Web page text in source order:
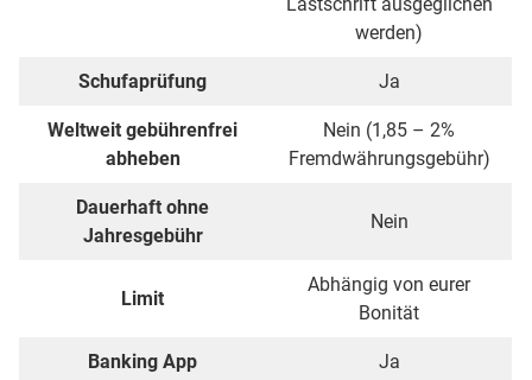
Lastschrift ausgeglichen
werden)
Schufaprüfung Ja
Weltweit gebührenfrei
abheben
Nein (1,85 – 2%
Fremdwährungsgebühr)
Dauerhaft ohne
Jahresgebühr
Nein
Limit
Abhängig von eurer
Bonität
Banking App Ja